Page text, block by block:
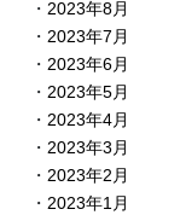
2023年8月
2023年7月
2023年6月
2023年5月
2023年4月
2023年3月
2023年2月
2023年1月